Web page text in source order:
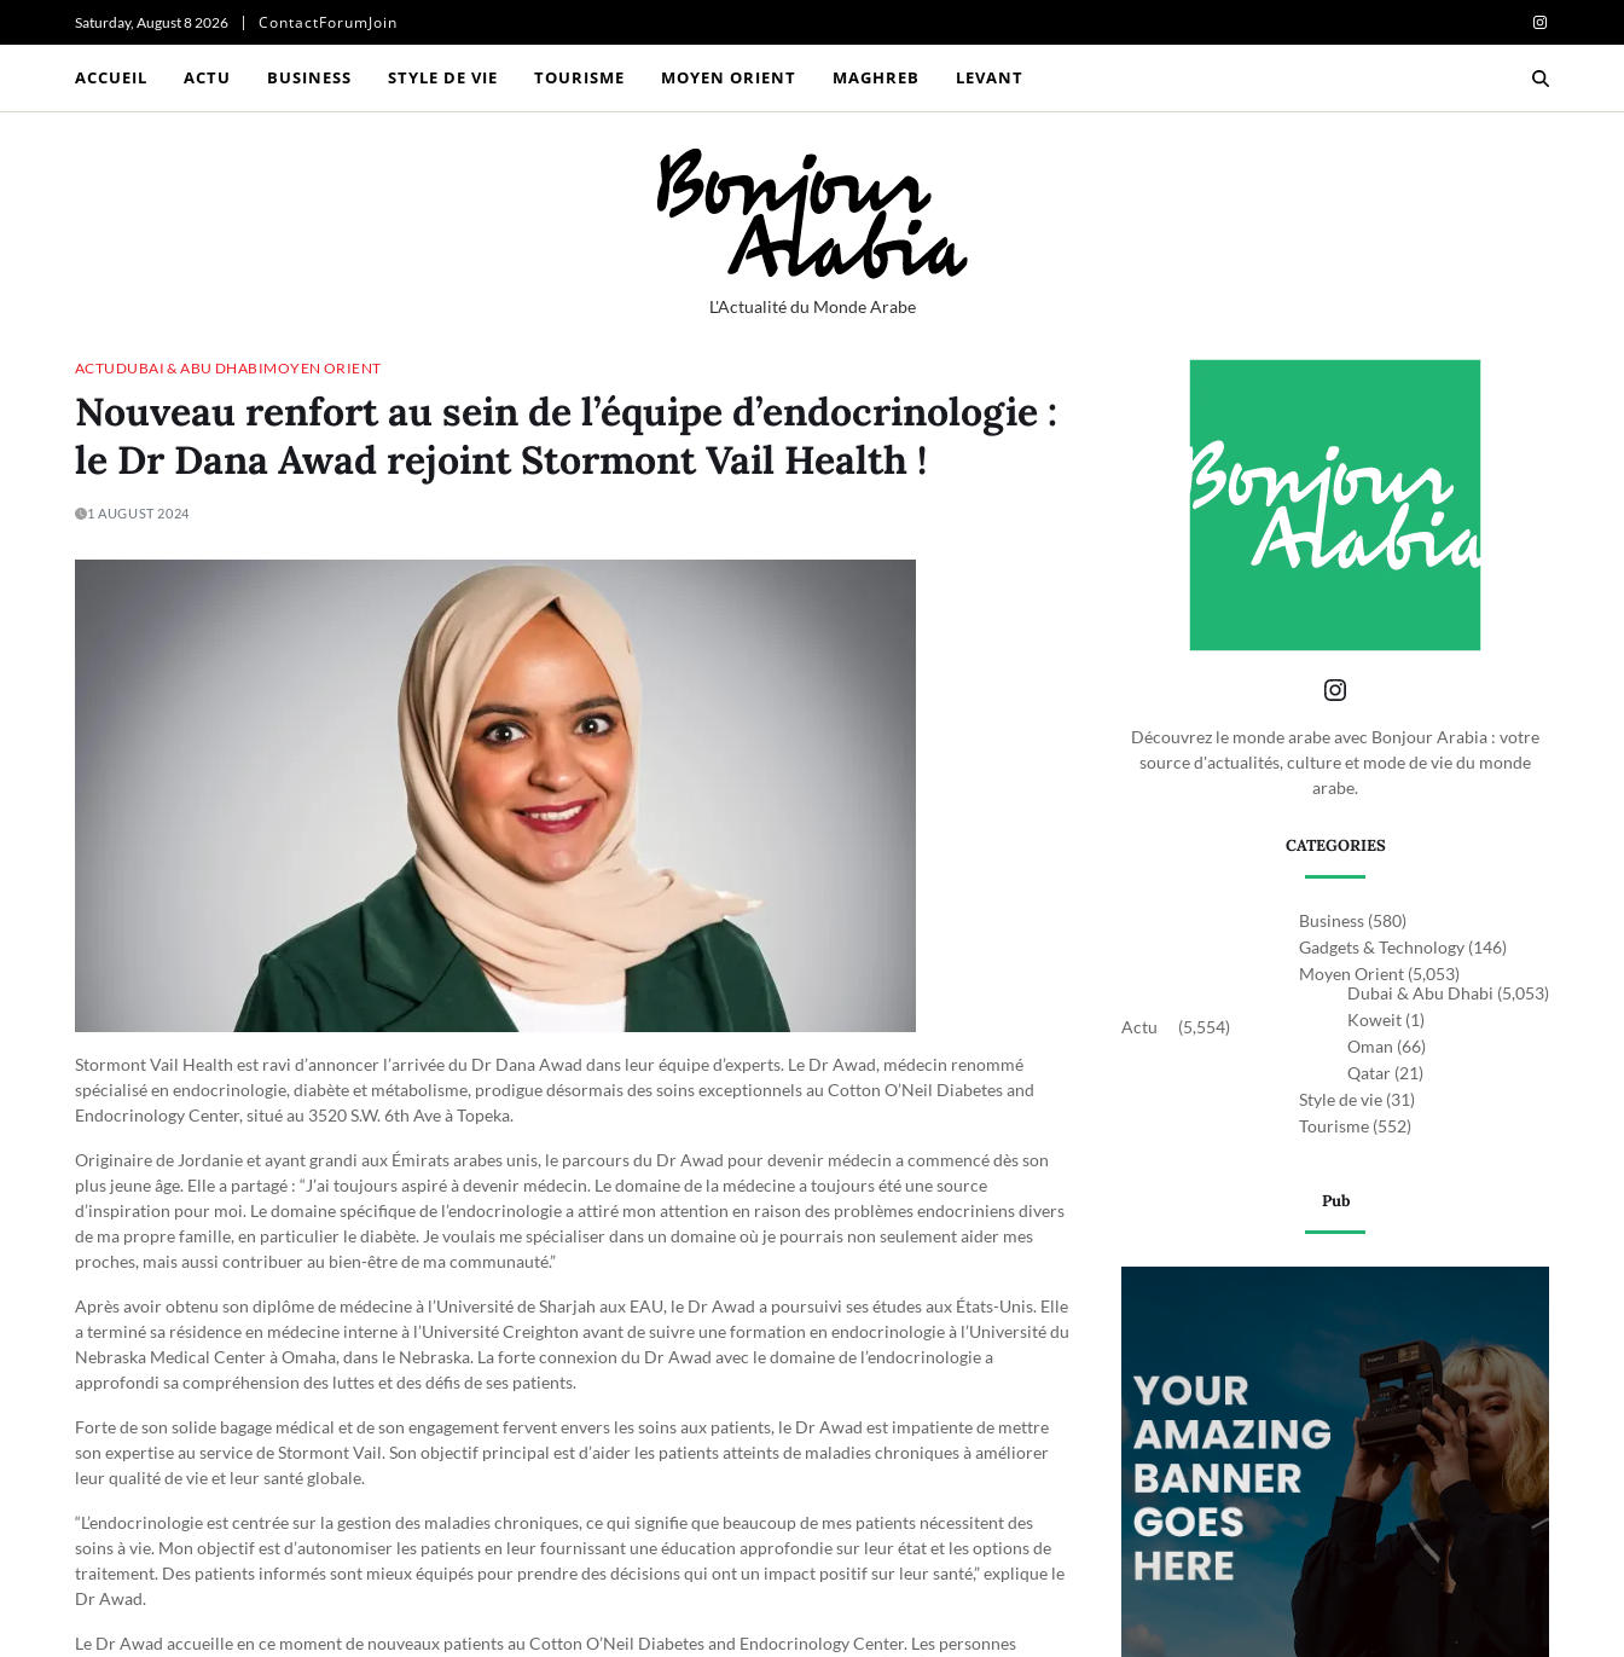
Saturday, August 8 2026 ContactForumJoin
ACCUEIL ACTU BUSINESS STYLE DE VIE TOURISME MOYEN ORIENT MAGHREB LEVANT
L'Actualité du Monde Arabe
ACTU DUBAI & ABU DHABIMOYEN ORIENT
Nouveau renfort au sein de l’équipe d’endocrinologie :
le Dr Dana Awad rejoint Stormont Vail Health !
1 AUGUST 2024
Stormont Vail Health est ravi d’annoncer l’arrivée du Dr Dana Awad dans leur équipe d’experts. Le Dr Awad, médecin renommé
spécialisé en endocrinologie, diabète et métabolisme, prodigue désormais des soins exceptionnels au Cotton O’Neil Diabetes and
Endocrinology Center, situé au 3520 S.W. 6th Ave à Topeka.
Originaire de Jordanie et ayant grandi aux Émirats arabes unis, le parcours du Dr Awad pour devenir médecin a commencé dès son
plus jeune âge. Elle a partagé : “J’ai toujours aspiré à devenir médecin. Le domaine de la médecine a toujours été une source
d’inspiration pour moi. Le domaine spécifique de l’endocrinologie a attiré mon attention en raison des problèmes endocriniens divers
de ma propre famille, en particulier le diabète. Je voulais me spécialiser dans un domaine où je pourrais non seulement aider mes
proches, mais aussi contribuer au bien-être de ma communauté.”
Après avoir obtenu son diplôme de médecine à l’Université de Sharjah aux EAU, le Dr Awad a poursuivi ses études aux États-Unis. Elle
a terminé sa résidence en médecine interne à l’Université Creighton avant de suivre une formation en endocrinologie à l’Université du
Nebraska Medical Center à Omaha, dans le Nebraska. La forte connexion du Dr Awad avec le domaine de l’endocrinologie a
approfondi sa compréhension des luttes et des défis de ses patients.
Forte de son solide bagage médical et de son engagement fervent envers les soins aux patients, le Dr Awad est impatiente de mettre
son expertise au service de Stormont Vail. Son objectif principal est d’aider les patients atteints de maladies chroniques à améliorer
leur qualité de vie et leur santé globale.
“L’endocrinologie est centrée sur la gestion des maladies chroniques, ce qui signifie que beaucoup de mes patients nécessitent des
soins à vie. Mon objectif est d’autonomiser les patients en leur fournissant une éducation approfondie sur leur état et les options de
traitement. Des patients informés sont mieux équipés pour prendre des décisions qui ont un impact positif sur leur santé,” explique le
Dr Awad.
Le Dr Awad accueille en ce moment de nouveaux patients au Cotton O’Neil Diabetes and Endocrinology Center. Les personnes
Découvrez le monde arabe avec Bonjour Arabia : votre
source d'actualités, culture et mode de vie du monde
arabe.
CATEGORIES
Actu (5,554)
Business (580)
Gadgets & Technology (146)
Moyen Orient (5,053)
Dubai & Abu Dhabi (5,053)
Koweit (1)
Oman (66)
Qatar (21)
Style de vie (31)
Tourisme (552)
Pub